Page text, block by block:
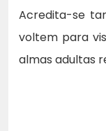
Acredita-se
voltem para
almas adultas